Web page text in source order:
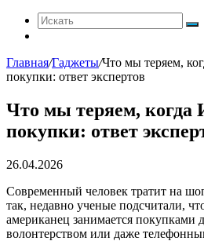
Главная/Гаджеты/Что мы теряем,
покупки: ответ экспертов
Что мы теряем, когда
покупки: ответ
26.04.2026
Современный человек тратит на
так, недавно ученые подсчитали,
американец занимается покупками
волонтерством или даже